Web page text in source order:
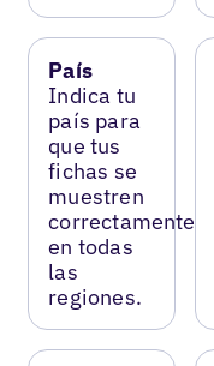
País
Indica tu
país para
que tus
fichas se
muestren
correctamente
en todas
las
regiones.